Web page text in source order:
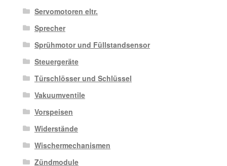
Servomotoren eltr.
Sprecher
Sprühmotor und Füllstandsensor
Steuergeräte
Türschlösser und Schlüssel
Vakuumventile
Vorspeisen
Widerstände
Wischermechanismen
Zündmodule